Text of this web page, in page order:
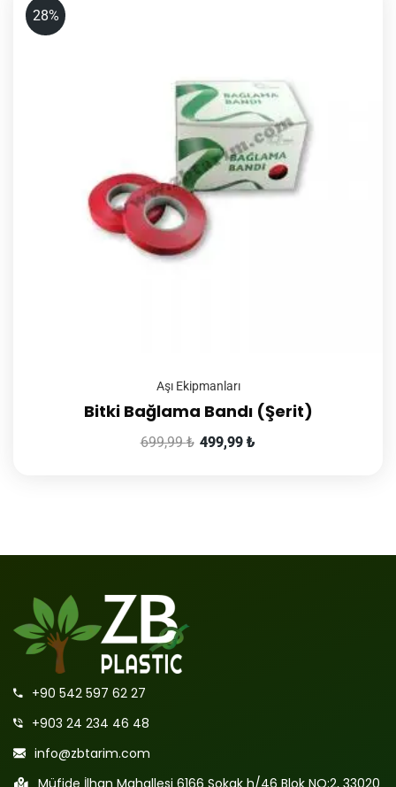
28%
Aşı Ekipmanları
Bitki Bağlama Bandı (Şerit)
699,99₺ 499,99 ₺
+90 542 597 62 27
+903 24 234 46 48
info@zbtarim.com